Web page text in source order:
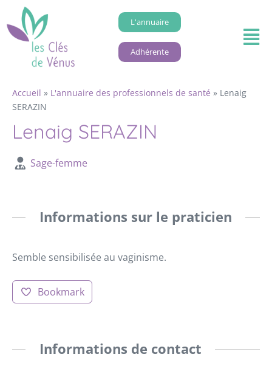
L'annuaire
Adhérente
Accueil » L'annuaire des professionnels de santé » Lenaig
SERAZIN
Lenaig SERAZIN
Sage-femme
Informations sur le praticien
Semble sensibilisée au vaginisme.
Bookmark
Informations de contact